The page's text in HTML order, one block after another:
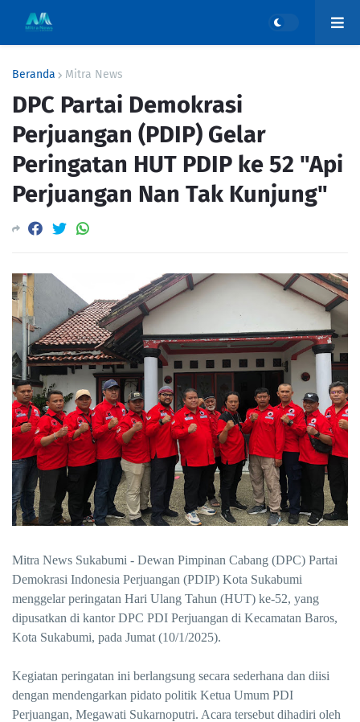
Beranda Mitra News
DPC Partai Demokrasi
Perjuangan (PDIP) Gelar
Peringatan HUT PDIP ke 52 "Api
Perjuangan Nan Tak Kunjung"
Mitra News Sukabumi - Dewan Pimpinan Cabang (DPC) Partai
Demokrasi Indonesia Perjuangan (PDIP) Kota Sukabumi
menggelar peringatan Hari Ulang Tahun (HUT) ke-52, yang
dipusatkan di kantor DPC PDI Perjuangan di Kecamatan Baros,
Kota Sukabumi, pada Jumat (10/1/2025).
Kegiatan peringatan ini berlangsung secara sederhana dan diisi
dengan mendengarkan pidato politik Ketua Umum PDI
Perjuangan, Megawati Sukarnoputri. Acara tersebut dihadiri oleh